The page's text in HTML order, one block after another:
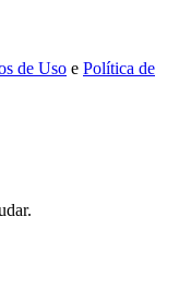
de Uso e Política de